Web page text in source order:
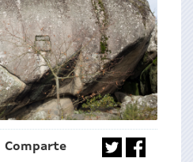
Comparte